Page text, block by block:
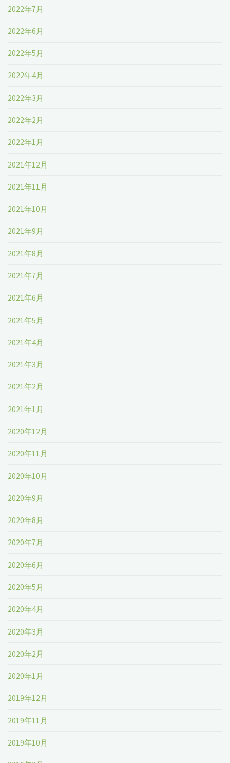
2022年7月
2022年6月
2022年5月
2022年4月
2022年3月
2022年2月
2022年1月
2021年12月
2021年11月
2021年10月
2021年9月
2021年8月
2021年7月
2021年6月
2021年5月
2021年4月
2021年3月
2021年2月
2021年1月
2020年12月
2020年11月
2020年10月
2020年9月
2020年8月
2020年7月
2020年6月
2020年5月
2020年4月
2020年3月
2020年2月
2020年1月
2019年12月
2019年11月
2019年10月